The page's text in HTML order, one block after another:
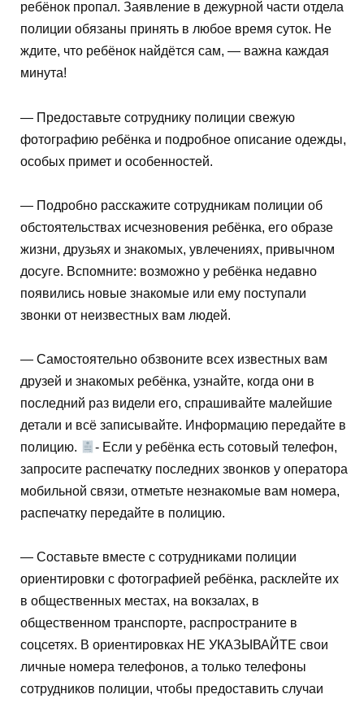
ребёнок пропал. Заявление в дежурной части отдела
полиции обязаны принять в любое время суток. Не
ждите, что ребёнок найдётся сам, — важна каждая
минута!
— Предоставьте сотруднику полиции свежую
фотографию ребёнка и подробное описание одежды,
особых примет и особенностей.
— Подробно расскажите сотрудникам полиции об
обстоятельствах исчезновения ребёнка, его образе
жизни, друзьях и знакомых, увлечениях, привычном
досуге. Вспомните: возможно у ребёнка недавно
появились новые знакомые или ему поступали
звонки от неизвестных вам людей.
— Самостоятельно обзвоните всех известных вам
друзей и знакомых ребёнка, узнайте, когда они в
последний раз видели его, спрашивайте малейшие
детали и всё записывайте. Информацию передайте в
полицию.
- Если у ребёнка есть сотовый телефон,
запросите распечатку последних звонков у оператора
мобильной связи, отметьте незнакомые вам номера,
распечатку передайте в полицию.
— Составьте вместе с сотрудниками полиции
ориентировки с фотографией ребёнка, расклейте их
в общественных местах, на вокзалах, в
общественном транспорте, распространите в
соцсетях. В ориентировках НЕ УКАЗЫВАЙТЕ свои
личные номера телефонов, а только телефоны
сотрудников полиции, чтобы предоставить случаи